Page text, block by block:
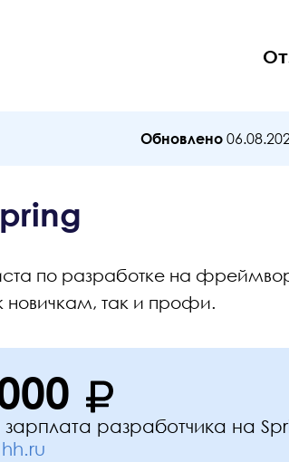
Обновлено
по разработке на
новичкам, так и профи.
разработчика на
hh.ru